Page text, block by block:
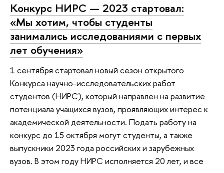
Конкурс НИРС — 2023 стартовал:
«Мы хотим, чтобы студенты
занимались исследованиями с первых
лет обучения»
1 сентября стартовал новый сезон открытого
Конкурса научно-исследовательских работ
студентов (НИРС), который направлен на развитие
потенциала учащихся вузов, проявляющих интерес к
академической деятельности. Подать работу на
конкурс до 15 октября могут студенты, а также
выпускники 2023 года российских и зарубежных
вузов. В этом году НИРС исполняется 20 лет, и все